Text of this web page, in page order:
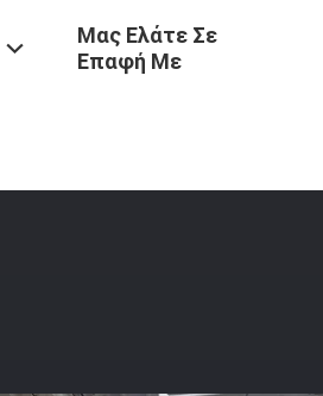
Μας Ελάτε Σε
Επαφή Με